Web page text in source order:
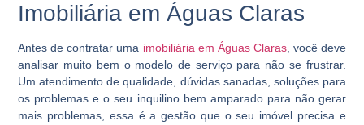
Imobiliária em Águas Claras
Antes de contratar uma imobiliária em Águas Claras, você deve
analisar muito bem o modelo de serviço para não se frustrar.
Um atendimento de qualidade, dúvidas sanadas, soluções para
os problemas e o seu inquilino bem amparado para não gerar
mais problemas, essa é a gestão que o seu imóvel precisa e